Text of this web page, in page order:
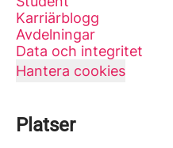
Karriärblogg
Avdelningar
Data och integritet
Hantera cookies
Platser